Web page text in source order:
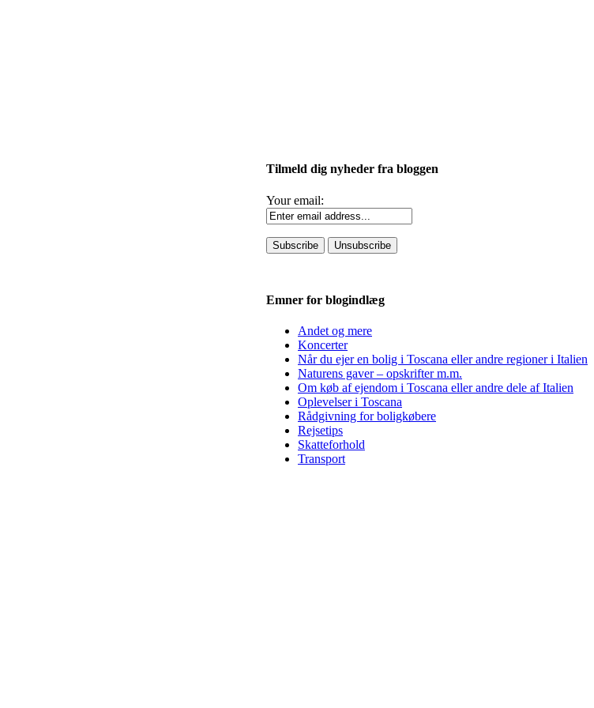
Tilmeld dig nyheder fra bloggen
Your email:
Emner for blogindlæg
Andet og mere
Koncerter
Når du ejer en bolig i Toscana eller andre regioner i Italien
Naturens gaver – opskrifter m.m.
Om køb af ejendom i Toscana eller andre dele af Italien
Oplevelser i Toscana
Rådgivning for boligkøbere
Rejsetips
Skatteforhold
Transport